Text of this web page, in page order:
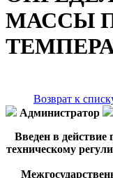
МАССЫ
Возврат к
Администратор
Введен в действие
техническому